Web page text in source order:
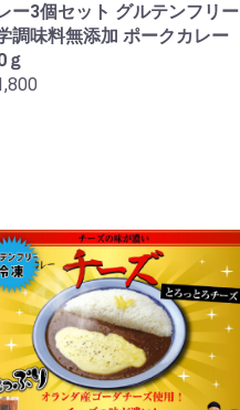
ー3個セット グルテンフリー
調味料無添加 ポークカレー
ｇ